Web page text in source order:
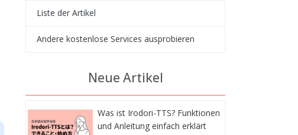
Liste der Artikel
Andere kostenlose Services ausprobieren
Neue Artikel
Was ist Irodori-TTS? Funktionen
und Anleitung einfach erklärt